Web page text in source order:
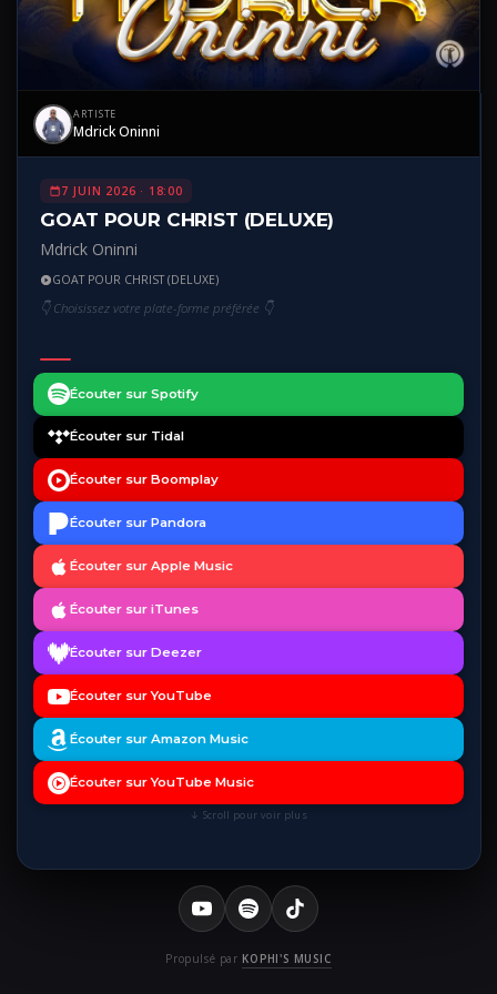
ARTISTE
Mdrick Oninni
7 JUIN 2026 · 18:00
GOAT POUR CHRIST (DELUXE)
Mdrick Oninni
GOAT POUR CHRIST (DELUXE)
👇 Choisissez votre plate-forme préférée 👇
Écouter sur Spotify
Écouter sur Tidal
Écouter sur Boomplay
Écouter sur Pandora
Écouter sur Apple Music
Écouter sur iTunes
Écouter sur Deezer
Écouter sur YouTube
Écouter sur Amazon Music
Écouter sur YouTube Music
↓ Scroll pour voir plus
Propulsé par KOPHI'S MUSIC